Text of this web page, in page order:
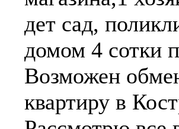
дет сад,
домом 4 сотки
Возможен
квартиру в